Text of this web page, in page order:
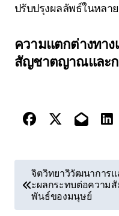
ปรับปรุงผลลัพธ์ในหลา
ความแตกต่างทาง
สัญชาตญาณและ
o
s
จิตวิทยาวิวัฒนาการแ
ะผลกระทบต่อความสั
พันธ์ของมนุษย์